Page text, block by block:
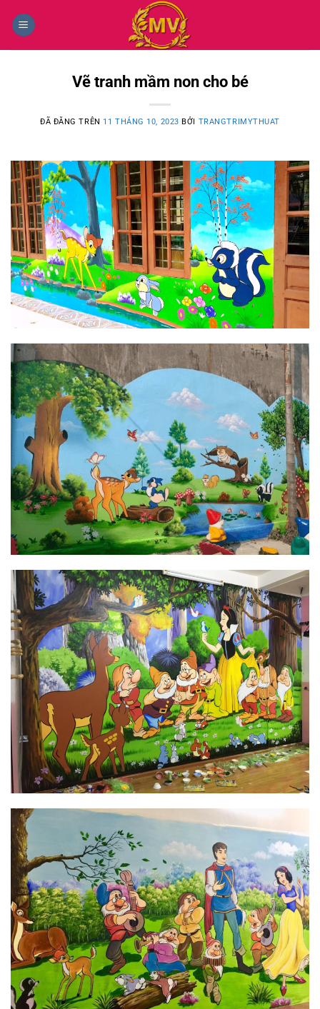
đến
Vẽ tranh mầm non cho bé
ĐÃ ĐĂNG TRÊN 11 THÁNG 10, 2023 BỞI TRANGTRIMYTHUAT